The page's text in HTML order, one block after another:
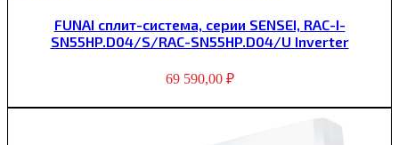
FUNAI сплит-система, серии SENSEI, RAC-I-
SN55HP.D04/S/RAC-SN55HP.D04/U Inverter
69 590,00 ₽